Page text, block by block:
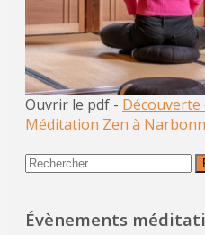
Ouvrir le pdf -
Méditation Zen à
Rechercher :
Évènements